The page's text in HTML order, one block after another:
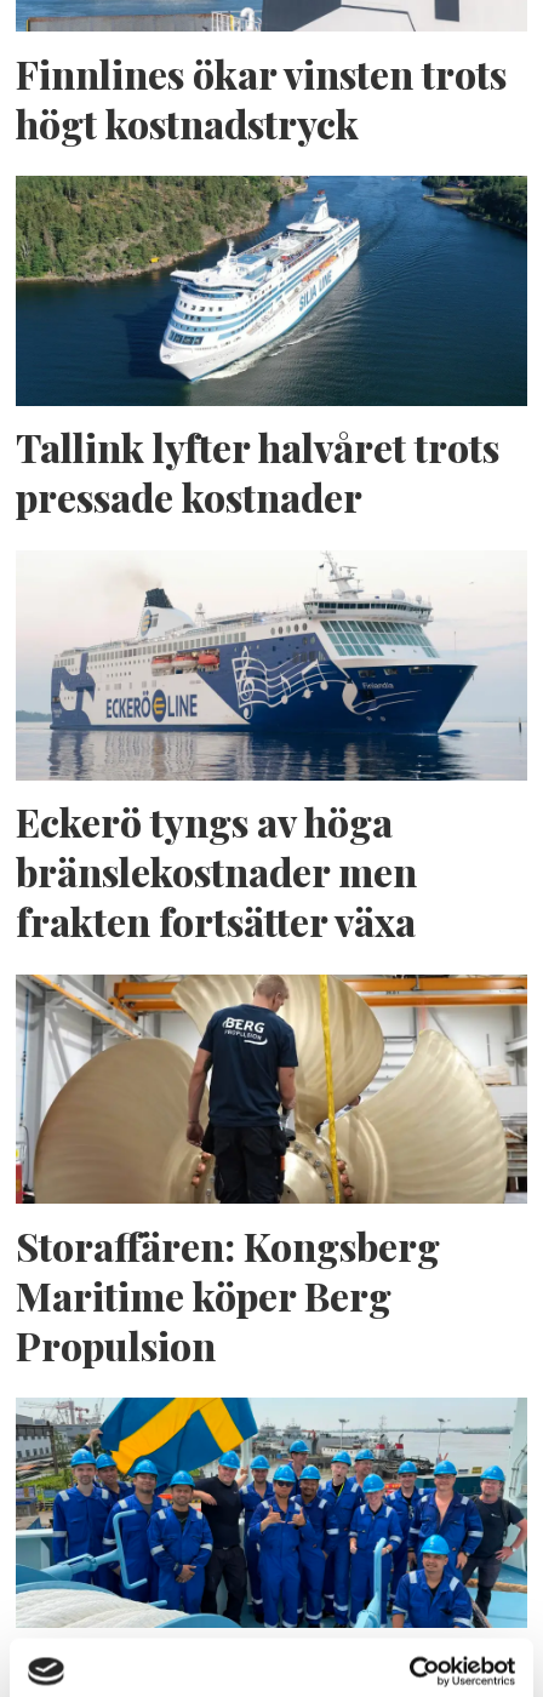
Finnlines ökar vinsten trots
högt kostnadstryck
Tallink lyfter halvåret trots
pressade kostnader
Eckerö tyngs av höga
bränslekostnader men
frakten fortsätter växa
Storaffären: Kongsberg
Maritime köper Berg
Propulsion
Sirius tar leverans av